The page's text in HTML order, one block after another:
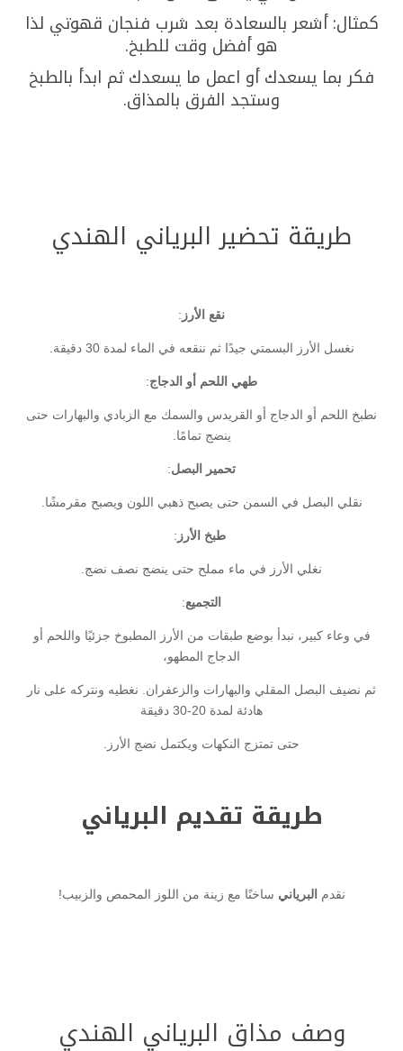
كمثال: أشعر بالسعادة بعد شرب فنجان قهوتي لذا
هو أفضل وقت للطبخ.
فكر بما يسعدك أو اعمل ما يسعدك ثم ابدأ بالطبخ
وستجد الفرق بالمذاق.
طريقة تحضير البرياني الهندي
نقع الأرز :
نغسل الأرز البسمتي جيدًا ثم ننقعه في الماء لمدة 30 دقيقة.
طهي اللحم أو الدجاج:
نطبخ اللحم أو الدجاج أو القريدس والسمك مع الزبادي والبهارات حتى
ينضج تمامًا.
تحمير البصل:
نقلي البصل في السمن حتى يصبح ذهبي اللون ويصبح مقرمشًا.
طبخ الأرز :
نغلي الأرز في ماء مملح حتى ينضج نصف نضج.
التجميع:
في وعاء كبير، نبدأ بوضع طبقات من الأرز المطبوخ جزئيًا واللحم أو
الدجاج المطهو،
ثم نضيف البصل المقلي والبهارات والزعفران. نغطيه ونتركه على نار
هادئة لمدة 20-30 دقيقة
حتى تمتزج النكهات ويكتمل نضج الأرز.
طريقة تقديم البرياني
نقدم البرياني ساخنًا مع زينة من اللوز المحمص والزبيب!
وصف مذاق البرياني الهندي